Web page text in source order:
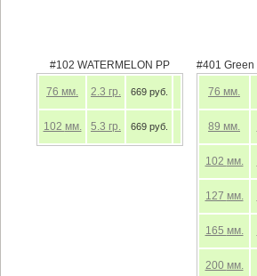
#102 WATERMELON PP
76 мм. 2.3 гр. 669 руб.
102 мм. 5.3 гр. 669 руб.
#401 Green
76 мм.
89 мм.
102 мм.
127 мм.
165 мм.
200 мм.